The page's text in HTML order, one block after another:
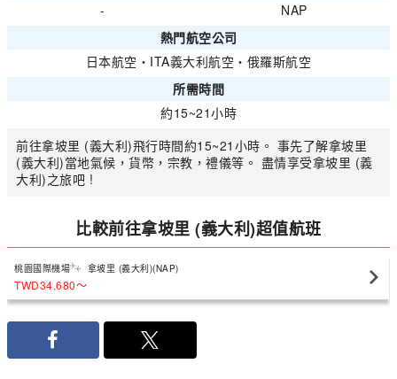
-
NAP
熱門航空公司
日本航空 ・ ITA義大利航空 ・ 俄羅斯航空
所需時間
約15~21小時
前往拿坡里 (義大利)飛行時間約15~21小時。 事先了解拿坡里
(義大利)當地氣候，貨幣，宗教，禮儀等。 盡情享受拿坡里 (義
大利)之旅吧 !
比較前往拿坡里 (義大利)超值航班
桃園國際機場 拿坡里 (義大利)(NAP)
TWD34,680〜